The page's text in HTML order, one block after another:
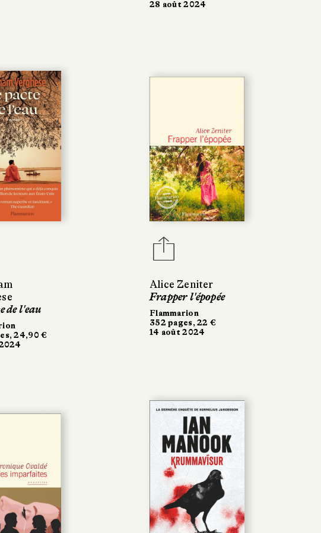
28 août 2024
de l'eau
24,90 €
Alice Zeniter
Frapper l'épopée
Flammarion
352 pages, 22 €
14 août 2024